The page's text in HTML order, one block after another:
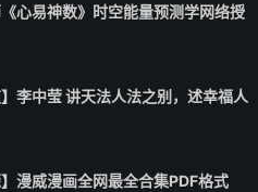
心易神数》时空能量预测学网络授
】李中莹 讲天法人法之别，述幸福人
】漫威漫画全网最全合集PDF格式